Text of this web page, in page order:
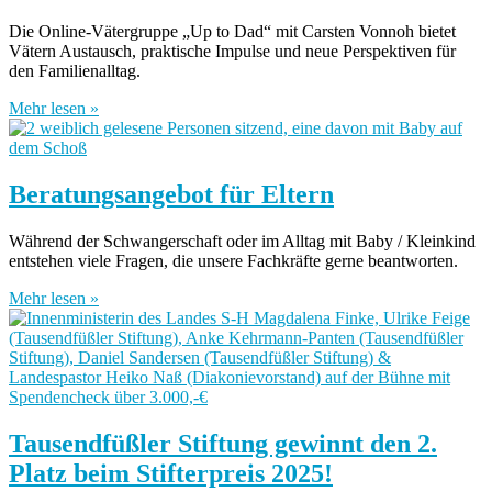
Die Online-Vätergruppe „Up to Dad“ mit Carsten Vonnoh bietet
Vätern Austausch, praktische Impulse und neue Perspektiven für
den Familienalltag.
Mehr lesen »
Beratungsangebot für Eltern
Während der Schwangerschaft oder im Alltag mit Baby / Kleinkind
entstehen viele Fragen, die unsere Fachkräfte gerne beantworten.
Mehr lesen »
Tausendfüßler Stiftung gewinnt den 2.
Platz beim Stifterpreis 2025!